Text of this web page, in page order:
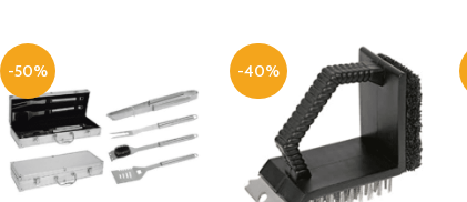
-50% -40%